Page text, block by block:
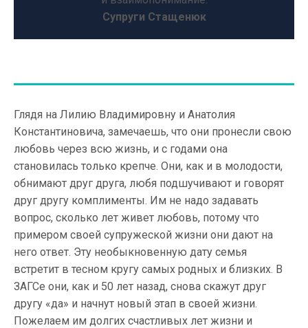
Супруги Стащенюк
Глядя на Лилию Владимировну и Анатолия
Константиновича, замечаешь, что они пронесли свою
любовь через всю жизнь, и с годами она
становилась только крепче. Они, как и в молодости,
обнимают друг друга, любя подшучивают и говорят
друг другу комплименты. Им не надо задавать
вопрос, сколько лет живет любовь, потому что
примером своей супружеской жизни они дают на
него ответ. Эту необыкновенную дату семья
встретит в тесном кругу самых родных и близких. В
ЗАГСе они, как и 50 лет назад, снова скажут друг
другу «да» и начнут новый этап в своей жизни.
Пожелаем им долгих счастливых лет жизни и